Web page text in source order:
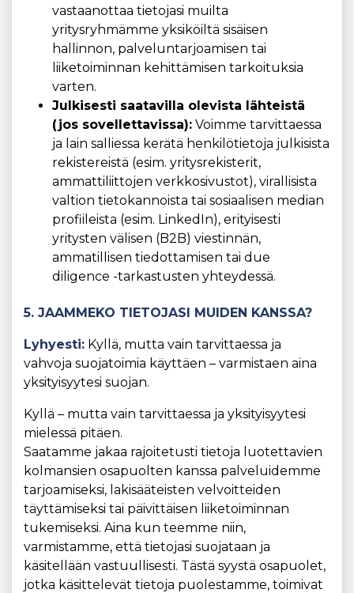
vastaanottaa tietojasi muilta
yritysryhmämme yksiköiltä sisäisen
hallinnon, palveluntarjoamisen tai
liiketoiminnan kehittämisen tarkoituksia
varten.
Julkisesti saatavilla olevista lähteistä
(jos sovellettavissa): Voimme tarvittaessa
ja lain salliessa kerätä henkilötietoja julkisista
rekistereistä (esim. yritysrekisterit,
ammattiliittojen verkkosivustot), virallisista
valtion tietokannoista tai sosiaalisen median
profiileista (esim. LinkedIn), erityisesti
yritysten välisen (B2B) viestinnän,
ammatillisen tiedottamisen tai due
diligence -tarkastusten yhteydessä.
5. JAAMMEKO TIETOJASI MUIDEN KANSSA?
Lyhyesti: Kyllä, mutta vain tarvittaessa ja
vahvoja suojatoimia käyttäen – varmistaen aina
yksityisyytesi suojan.
Kyllä – mutta vain tarvittaessa ja yksityisyytesi
mielessä pitäen.
Saatamme jakaa rajoitetusti tietoja luotettavien
kolmansien osapuolten kanssa palveluidemme
tarjoamiseksi, lakisääteisten velvoitteiden
täyttämiseksi tai päivittäisen liiketoiminnan
tukemiseksi. Aina kun teemme niin,
varmistamme, että tietojasi suojataan ja
käsitellään vastuullisesti. Tästä syystä osapuolet,
jotka käsittelevät tietoja puolestamme, toimivat